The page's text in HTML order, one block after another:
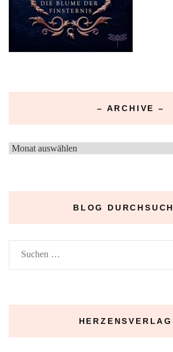
– ARCHIVE –
–
BLOG
Suchen
nach: